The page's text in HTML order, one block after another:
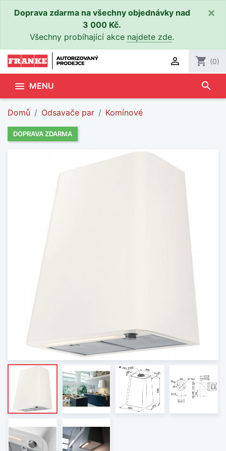
Doprava zdarma na všechny objednávky nad
3 000 Kč.
Všechny probíhající akce najdete zde.
×
 shopping_cart (0)
 MENU search
Domů Odsavače par Komínové
DOPRAVA ZDARMA